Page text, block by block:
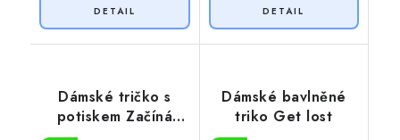
Dámské tričko s
potiskem Začíná
dobrodružství
Dámské bavlněné
triko Get lost